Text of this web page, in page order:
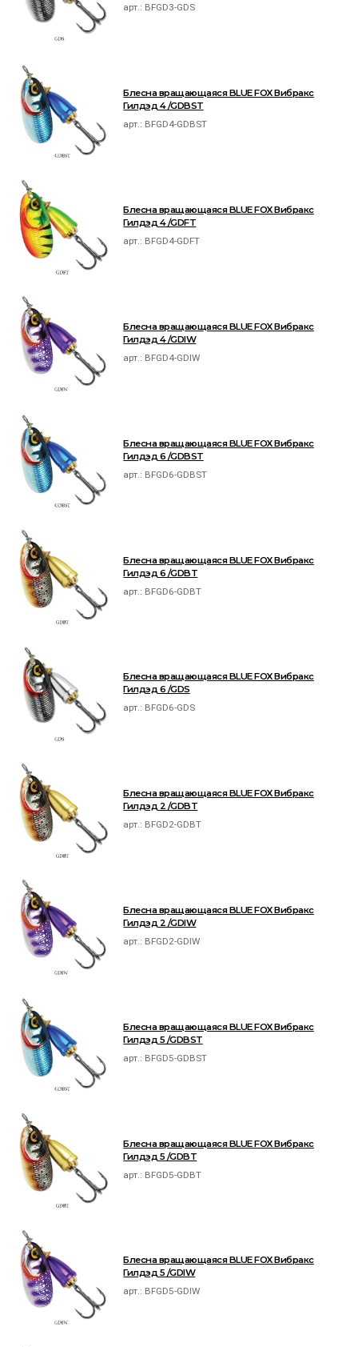
арт.: BFGD3-GDS
Блесна вращающаяся BLUE FOX Вибракс
Гилдэд 4 /GDBST
арт.: BFGD4-GDBST
Блесна вращающаяся BLUE FOX Вибракс
Гилдэд 4 /GDFT
арт.: BFGD4-GDFT
Блесна вращающаяся BLUE FOX Вибракс
Гилдэд 4 /GDIW
арт.: BFGD4-GDIW
Блесна вращающаяся BLUE FOX Вибракс
Гилдэд 6 /GDBST
арт.: BFGD6-GDBST
Блесна вращающаяся BLUE FOX Вибракс
Гилдэд 6 /GDBT
арт.: BFGD6-GDBT
Блесна вращающаяся BLUE FOX Вибракс
Гилдэд 6 /GDS
арт.: BFGD6-GDS
Блесна вращающаяся BLUE FOX Вибракс
Гилдэд 2 /GDBT
арт.: BFGD2-GDBT
Блесна вращающаяся BLUE FOX Вибракс
Гилдэд 2 /GDIW
арт.: BFGD2-GDIW
Блесна вращающаяся BLUE FOX Вибракс
Гилдэд 5 /GDBST
арт.: BFGD5-GDBST
Блесна вращающаяся BLUE FOX Вибракс
Гилдэд 5 /GDBT
арт.: BFGD5-GDBT
Блесна вращающаяся BLUE FOX Вибракс
Гилдэд 5 /GDIW
арт.: BFGD5-GDIW